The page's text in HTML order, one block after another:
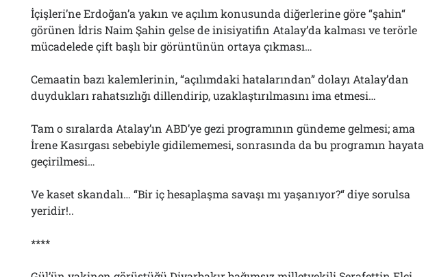
İçişleri’ne Erdoğan’a yakın ve açılım konusunda diğerlerine göre “şahin“
görünen İdris Naim Şahin gelse de inisiyatifin Atalay’da kalması ve terörle
mücadelede çift başlı bir görüntünün ortaya çıkması…
Cemaatin bazı kalemlerinin, “açılımdaki hatalarından” dolayı Atalay’dan
duydukları rahatsızlığı dillendirip, uzaklaştırılmasını ima etmesi…
Tam o sıralarda Atalay’ın ABD’ye gezi programının gündeme gelmesi; ama
İrene Kasırgası sebebiyle gidilememesi, sonrasında da bu programın hayata
geçirilmesi…
Ve kaset skandalı… “Bir iç hesaplaşma savaşı mı yaşanıyor?“ diye sorulsa
yeridir!..
****